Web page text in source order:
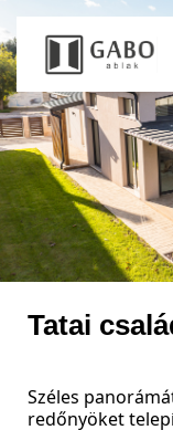
Tatai
Széles
redőnyöket